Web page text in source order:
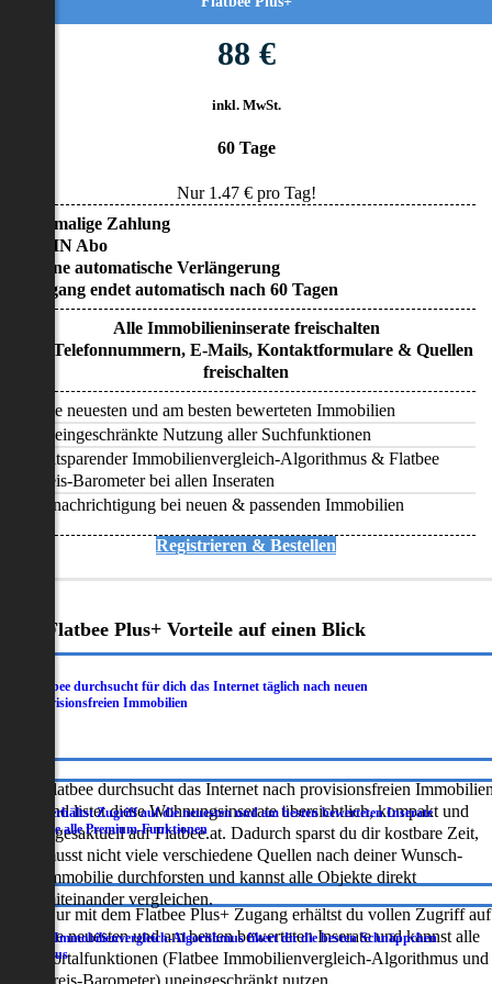
88 €
inkl. MwSt.
60 Tage
Nur 1.47€ pro Tag!
• Einmalige Zahlung
• KEIN Abo
• Keine automatische Verlängerung
• Zugang endet automatisch nach 60 Tagen
Alle Immobilieninserate freischalten
Alle Telefonnummern, E-Mails, Kontaktformulare & Quellen
freischalten
Alle neuesten und am besten bewerteten Immobilien
Uneingeschränkte Nutzung aller Suchfunktionen
Zeitsparender Immobilienvergleich-Algorithmus & Flatbee
Preis-Barometer bei allen Inseraten
Benachrichtigung bei neuen & passenden Immobilien
Registrieren & Bestellen
Flatbee Plus+ Vorteile auf einen Blick
Flatbee durchsucht für dich das Internet täglich nach neuen
provisionsfreien Immobilien
Flatbee durchsucht das Internet nach provisionsfreien
und listet diese Wohnungsinserate übersichtlich, kompakt und
tagesaktuell auf Flatbee.at. Dadurch sparst du dir kostbare Zeit,
musst nicht viele verschiedene Quellen nach deiner Wunsch-
Immobilie durchforsten und kannst alle Objekte direkt
miteinander vergleichen.
Du erhältst Zugriff auf die neuesten und am besten bewerteten Inserate
sowie alle Premium-Funktionen
Nur mit dem Flatbee Plus+ Zugang erhältst du vollen Zugriff auf
die neuesten und am besten bewerteten Inserate und kannst alle
Portalfunktionen (Flatbee Immobilienvergleich-Algorithmus und
Der Immobilienvergleich-Algorithmus filtert dir die besten Schnäppchen
heraus